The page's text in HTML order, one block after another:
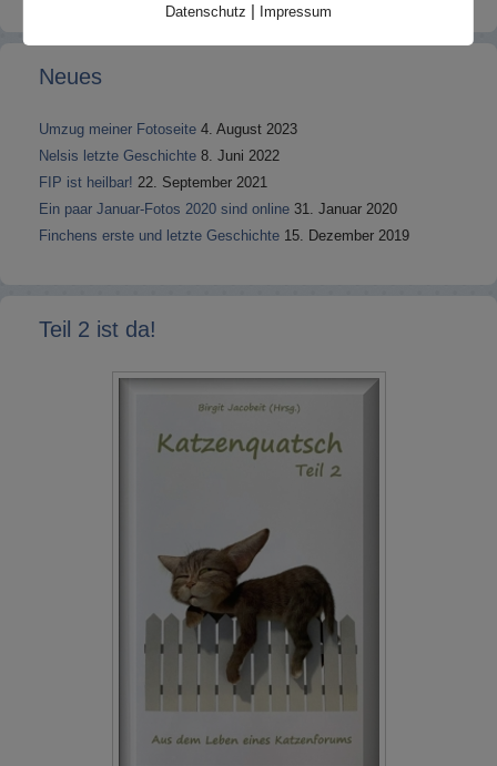
Neues
Umzug meiner Fotoseite 4. August 2023
Nelsis letzte Geschichte 8. Juni 2022
FIP ist heilbar! 22. September 2021
Ein paar Januar-Fotos 2020 sind online 31. Januar 2020
Finchens erste und letzte Geschichte 15. Dezember 2019
Teil 2 ist da!
Datenschutz | Impressum